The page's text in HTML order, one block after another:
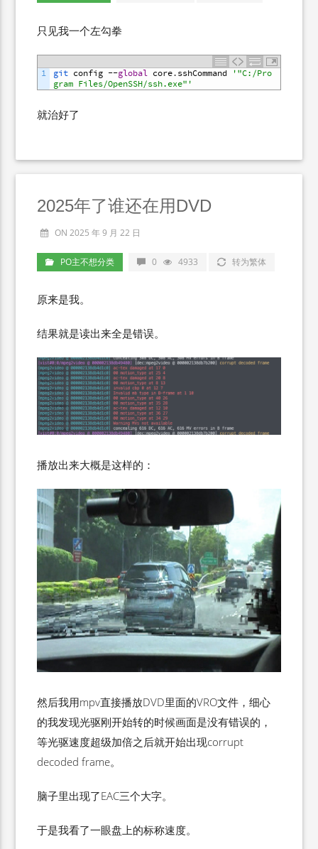
只见我一个左勾拳
1 git config --global core.sshCommand
'"C:/Pro
gram Files/OpenSSH/ssh.exe"'
就治好了
2025年了谁还在用DVD
ON 2025 年 9 月 22 日
PO主不想分类 0 4933 转为繁体
原来是我。
结果就是读出来全是错误。
播放出来大概是这样的：
然后我用mpv直接播放DVD里面的VRO文件，细心
的我发现光驱刚开始转的时候画面是没有错误的，
等光驱速度超级加倍之后就开始出现corrupt
decoded frame。
脑子里出现了EAC三个大字。
于是我看了一眼盘上的标称速度。